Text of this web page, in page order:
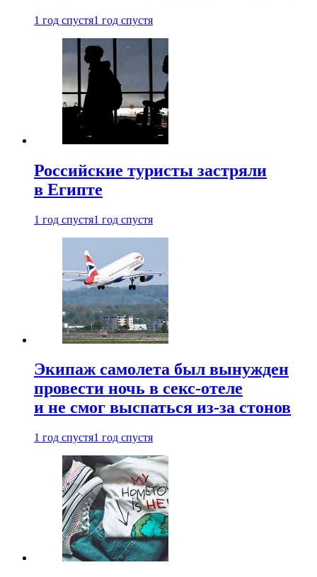
1 год спустя1 год спустя
Российские туристы застряли
в Египте
1 год спустя1 год спустя
Экипаж самолета был вынужден
провести ночь в секс-отеле
и не смог выспаться из-за стонов
1 год спустя1 год спустя